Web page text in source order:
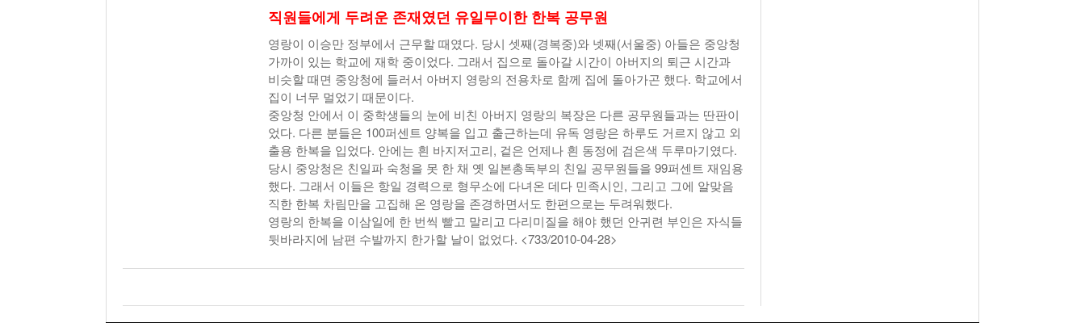
직원들에게 두려운 존재였던 유일무이한 한복 공무원
영랑이 이승만 정부에서 근무할 때였다. 당시 셋째(경복중)와 넷째(서울중) 아들은 중앙청
가까이 있는 학교에 재학 중이었다. 그래서 집으로 돌아갈 시간이 아버지의 퇴근 시간과
비슷할 때면 중앙청에 들러서 아버지 영랑의 전용차로 함께 집에 돌아가곤 했다. 학교에서
집이 너무 멀었기 때문이다.
중앙청 안에서 이 중학생들의 눈에 비친 아버지 영랑의 복장은 다른 공무원들과는 딴판이
었다. 다른 분들은 100퍼센트 양복을 입고 출근하는데 유독 영랑은 하루도 거르지 않고 외
출용 한복을 입었다. 안에는 흰 바지저고리, 겉은 언제나 흰 동정에 검은색 두루마기였다.
당시 중앙청은 친일파 숙청을 못 한 채 옛 일본총독부의 친일 공무원들을 99퍼센트 재임용
했다. 그래서 이들은 항일 경력으로 형무소에 다녀온 데다 민족시인, 그리고 그에 알맞음
직한 한복 차림만을 고집해 온 영랑을 존경하면서도 한편으로는 두려워했다.
영랑의 한복을 이삼일에 한 번씩 빨고 말리고 다리미질을 해야 했던 안귀련 부인은 자식들
뒷바라지에 남편 수발까지 한가할 날이 없었다. <733/2010-04-28>